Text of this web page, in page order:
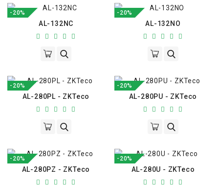
-20%
AL-132NC
-20%
AL-132NO
-20%
AL-280PL - ZKTeco
-20%
AL-280PU - ZKTeco
-20%
AL-280PZ - ZKTeco
-20%
AL-280U - ZKTeco